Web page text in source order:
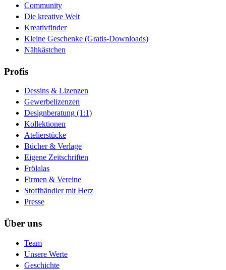
Community
Die kreative Welt
Kreativfinder
Kleine Geschenke (Gratis-Downloads)
Nähkästchen
Profis
Dessins & Lizenzen
Gewerbelizenzen
Designberatung (1:1)
Kollektionen
Atelierstücke
Bücher & Verlage
Eigene Zeitschriften
Frölalas
Firmen & Vereine
Stoffhändler mit Herz
Presse
Über uns
Team
Unsere Werte
Geschichte